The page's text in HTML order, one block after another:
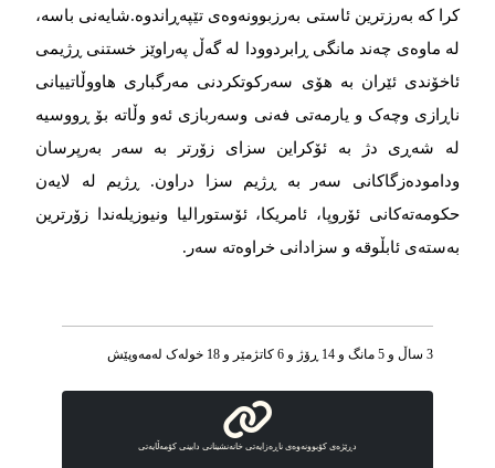
کرا کە بەرزترین ئاستی بەرزبوونەوەی تێپه‌‌‌ڕاندوه‌‌‌.شایەنی باسە،
لە ماوەی چەند مانگی ڕابردوودا لە گەڵ پەراوێز خستنی ڕژیمی
ئاخۆندی ئێران بە هۆی سەرکوتکردنی مەرگباری هاووڵاتییانی
ناڕازی وچەک و یارمەتی فەنی وسەربازی ئەو وڵاتە بۆ ڕووسیە
لە شەڕی دژ بە ئۆکراین سزای زۆرتر بە سەر بەرپرسان
ودامودەزگاکانی سەر بە ڕژیم سزا دراون. ڕژیم لە لایەن
حکومەتەکانی ئۆروپا، ئامریکا، ئۆستورالیا ونیوزیلەندا زۆرترین
به‌‌‌سته‌‌‌ی ئابڵوقه‌‌‌ و سزادانی خراوه‌‌‌ته‌‌‌ سه‌‌‌ر.
3 ساڵ و 5 مانگ و 14 ڕۆژ و 6 کاتژمێر و 18 خوله‌ک له‌مه‌وپێش‌
دڕێژەی کۆبوونەوەی ناڕەزایەتی خانەنشینانی دابینی کۆمەڵایەتی